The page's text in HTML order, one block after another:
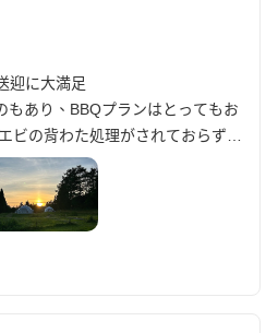
迎に大満足
もあり、BBQプランはとってもお
ビの背わた処理がされておらずジ
したが、お肉やじゃがバター、
ナップで楽しめました! また
最終便の運転をお願いし、帰り
施設を出てすぐの場所で待機し